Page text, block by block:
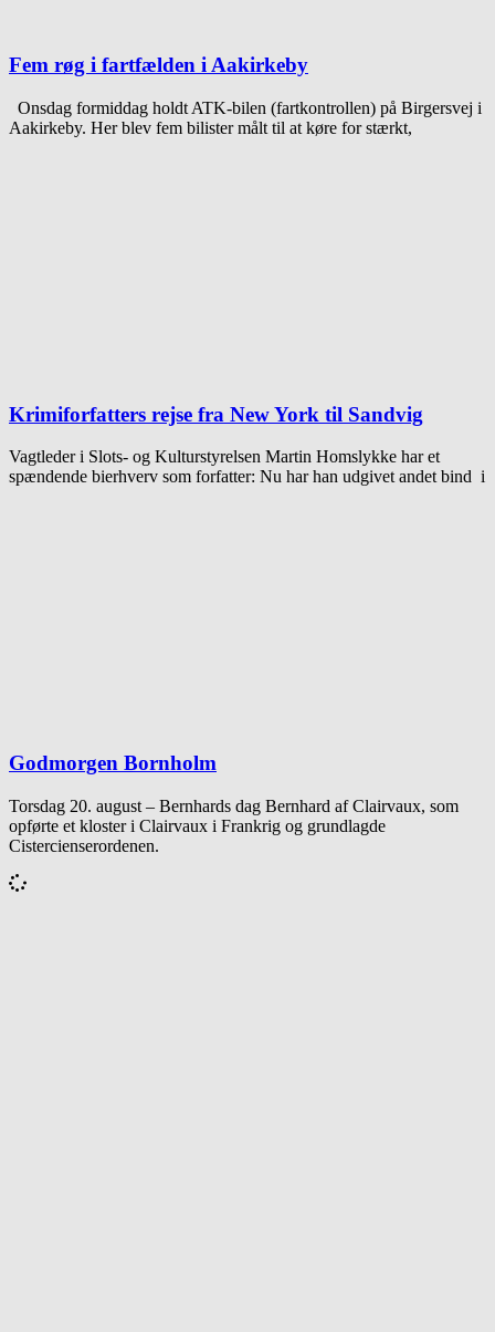
Fem røg i fartfælden i Aakirkeby
Onsdag formiddag holdt ATK-bilen (fartkontrollen) på Birgersvej i
Aakirkeby. Her blev fem bilister målt til at køre for stærkt,
Krimiforfatters rejse fra New York til Sandvig
Vagtleder i Slots- og Kulturstyrelsen Martin Homslykke har et
spændende bierhverv som forfatter: Nu har han udgivet andet bind i
Godmorgen Bornholm
Torsdag 20. august – Bernhards dag Bernhard af Clairvaux, som
opførte et kloster i Clairvaux i Frankrig og grundlagde
Cistercienserordenen.